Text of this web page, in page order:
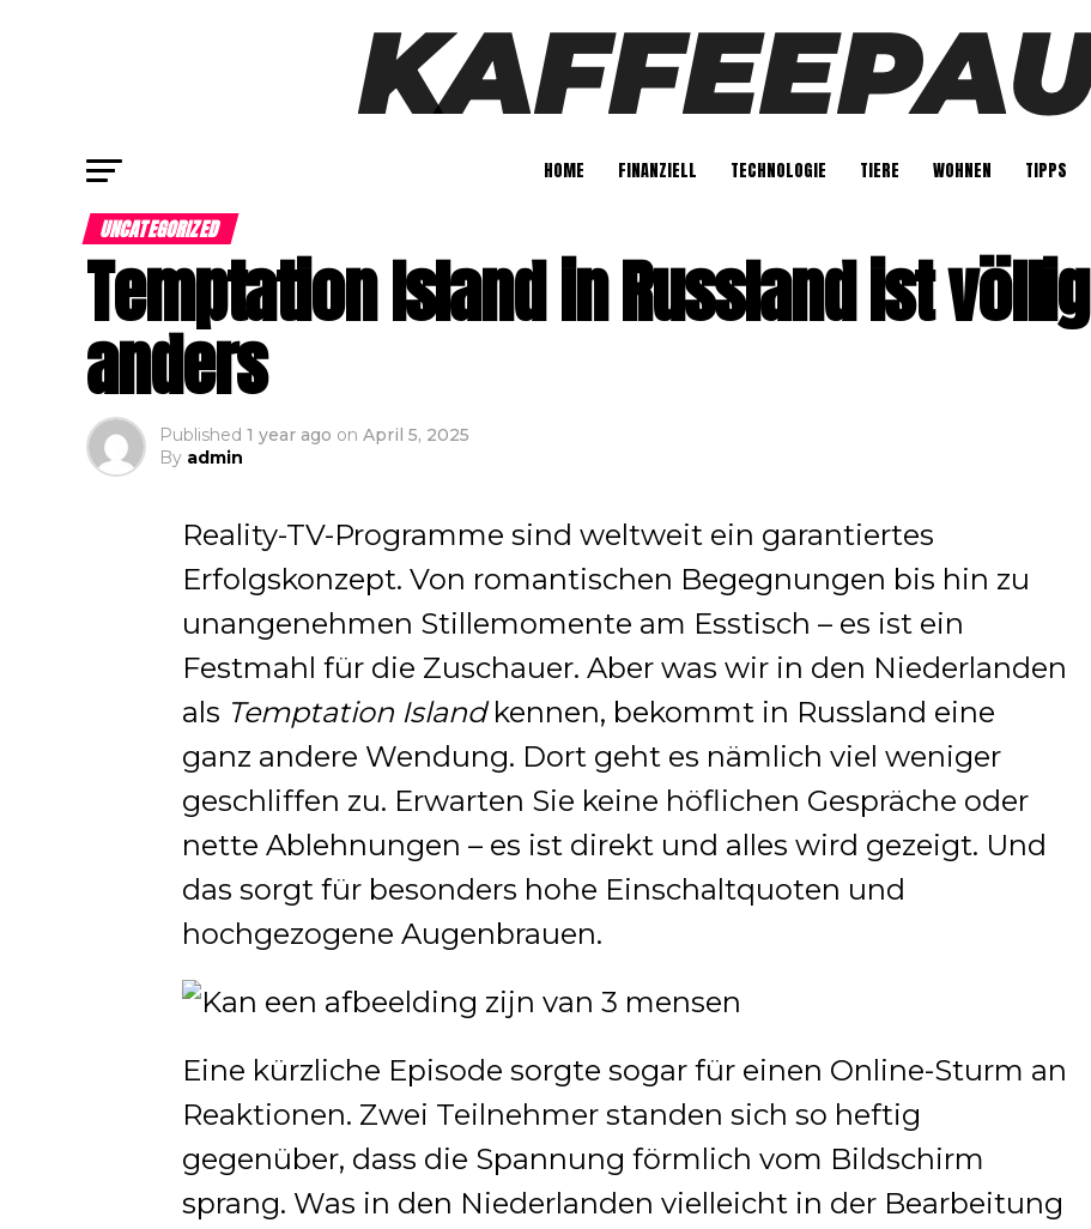
HOME FINANZIELL TECHNOLOGIE TIERE WOHNEN TIPPS
UNCATEGORIZED
Temptation Island in Russland ist völlig
anders
Published 1 year ago on April 5, 2025
By admin
Reality-TV-Programme sind weltweit ein garantiertes
Erfolgskonzept. Von romantischen Begegnungen bis hin zu
unangenehmen Stillemomente am Esstisch – es ist ein
Festmahl für die Zuschauer. Aber was wir in den Niederlanden
als Temptation Islandkennen, bekommt in Russland eine
ganz andere Wendung. Dort geht es nämlich viel weniger
geschliffen zu. Erwarten Sie keine höflichen Gespräche oder
nette Ablehnungen – es ist direkt und alles wird gezeigt. Und
das sorgt für besonders hohe Einschaltquoten und
hochgezogene Augenbrauen.
Eine kürzliche Episode sorgte sogar für einen Online-Sturm an
Reaktionen. Zwei Teilnehmer standen sich so heftig
gegenüber, dass die Spannung förmlich vom Bildschirm
sprang. Was in den Niederlanden vielleicht in der Bearbeitung